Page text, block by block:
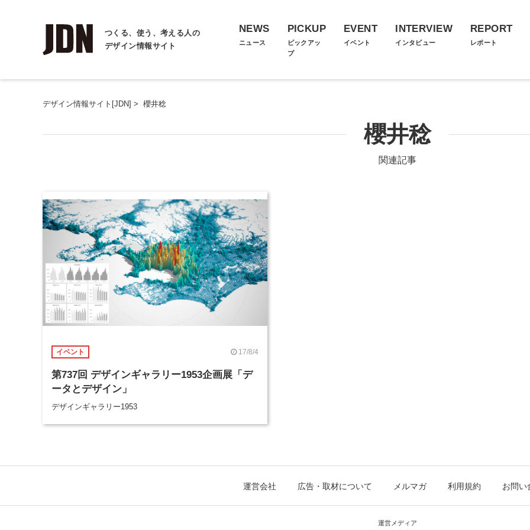
つくる、使う、考える人の
デザイン情報サイト
NEWS
ニュース
PICKUP
ピックアッ
プ
EVENT
イベント
INTERVIEW
インタビュー
REPORT
レポート
デザイン情報サイト[JDN] > 櫻井稔
櫻井稔
関連記事
イベント 17/8/4
第737回 デザインギャラリー1953企画展「デ
ータとデザイン」
デザインギャラリー1953
運営会社 広告・取材について メルマガ 利用規約 お問い
運営メディア